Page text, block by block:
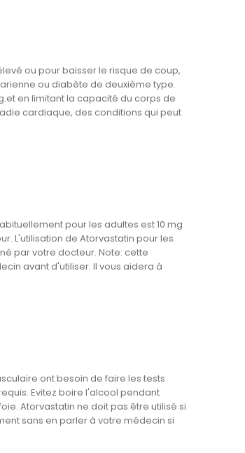
ou pour baisser le risque de coup,
ou diabète de deuxième type.
en limitant la capacité du corps de
cardiaque, des conditions qui peut
pour les adultes est 10 mg
L'utilisation de Atorvastatin pour les
par votre docteur. Note: cette
avant d'utiliser. Il vous aidera à
ont besoin de faire les tests
Evitez boire l'alcool pendant
Atorvastatin ne doit pas être utilisé si
sans en parler à votre médecin si